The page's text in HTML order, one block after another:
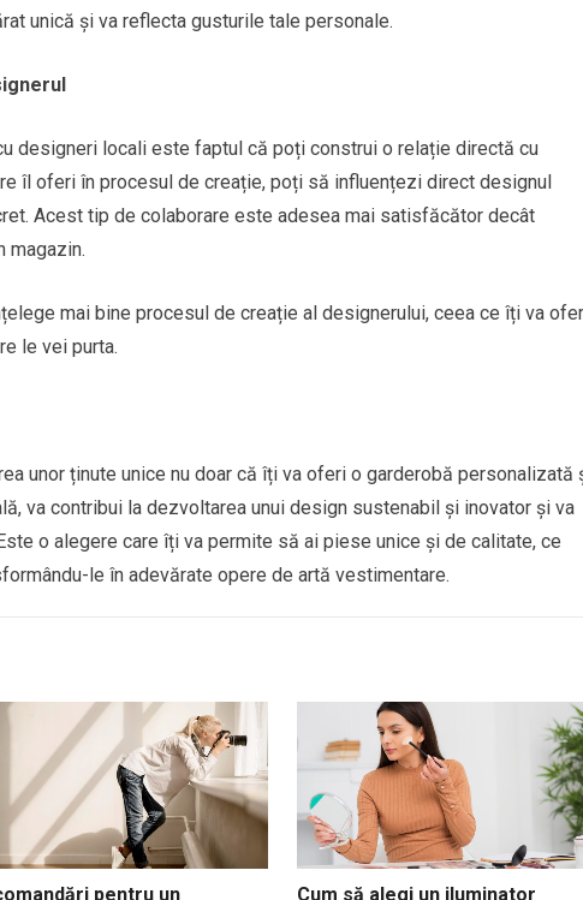
unică și va reflecta gusturile tale personale.
designeri locali este faptul că poți construi o relație directă cu
îl oferi în procesul de creație, poți să influențezi direct designul
Acest tip de colaborare este adesea mai satisfăcător decât
magazin.
mai bine procesul de creație al designerului, ceea ce îți va
le vei purta.
unor ținute unice nu doar că îți va oferi o garderobă personalizată
va contribui la dezvoltarea unui design sustenabil și inovator și va
o alegere care îți va permite să ai piese unice și de calitate, ce
le în adevărate opere de artă vestimentare.
pentru un
Cum să alegi un iluminator